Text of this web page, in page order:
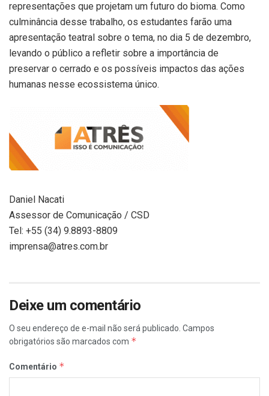
representações que projetam um futuro do bioma. Como
culminância desse trabalho, os estudantes farão uma
apresentação teatral sobre o tema, no dia 5 de dezembro,
levando o público a refletir sobre a importância de
preservar o cerrado e os possíveis impactos das ações
humanas nesse ecossistema único.
Daniel Nacati
Assessor de Comunicação / CSD
Tel: +55 (34) 9.8893-8809
imprensa@atres.com.br
Deixe um comentário
O seu endereço de e-mail não será publicado. Campos
obrigatórios são marcados com *
Comentário *